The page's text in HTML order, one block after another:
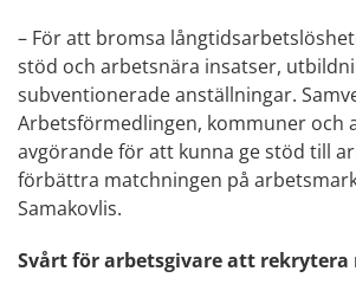
– För att bromsa
stöd och arbetsnära insatser,
subventionerade anställningar.
Arbetsförmedlingen, kommuner och
avgörande för att kunna ge stöd till
förbättra matchningen på
Samakovlis.
Svårt för arbetsgivare att